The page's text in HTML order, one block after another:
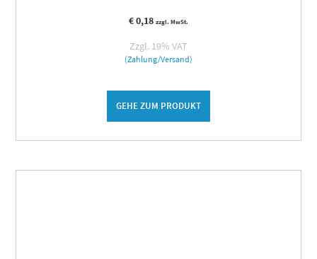
€0,18 zzgl. MwSt.
Zzgl. 19% VAT
(Zahlung/Versand)
GEHE ZUM PRODUKT